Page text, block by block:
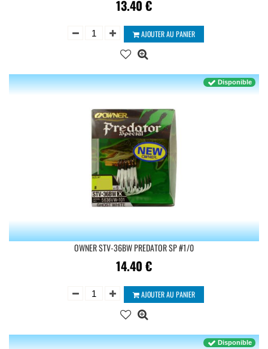
13.40 €
AJOUTER AU PANIER
OWNER STV-36BW PREDATOR SP #1/0
14.40 €
Disponible
AJOUTER AU PANIER
Disponible